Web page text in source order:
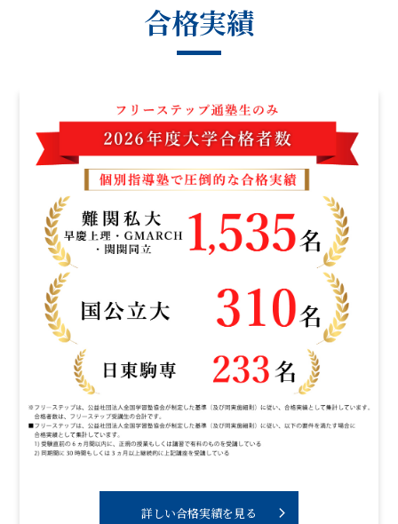
合格実績
詳しい合格実績を見る